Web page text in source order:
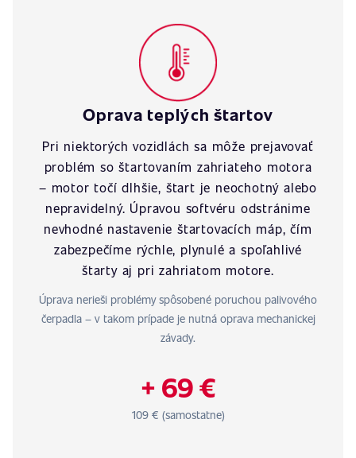
Oprava teplých štartov
Pri niektorých vozidlách sa môže prejavovať
problém so štartovaním zahriateho motora
– motor točí dlhšie, štart je neochotný alebo
nepravidelný. Úpravou softvéru odstránime
nevhodné nastavenie štartovacích máp, čím
zabezpečíme rýchle, plynulé a spoľahlivé
štarty aj pri zahriatom motore.
Úprava nerieši problémy spôsobené poruchou palivového
čerpadla – v takom prípade je nutná oprava mechanickej
závady.
+ 69 €
109 € (samostatne)